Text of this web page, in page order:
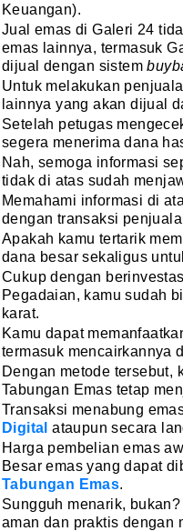
Keuangan).
Jual emas di Galeri 24
emas lainnya, termasuk
dijual dengan sistem
Untuk melakukan
lainnya yang akan dijual
Setelah petugas
segera menerima dana
Nah, semoga informasi
tidak di atas sudah
Memahami informasi di
dengan transaksi
Apakah kamu tertarik
dana besar sekaligus
Cukup dengan
Pegadaian, kamu sudah
karat.
Kamu dapat
termasuk mencairkannya
Dengan metode tersebut,
Tabungan Emas tetap
Transaksi menabung
Digital ataupun secara
Harga pembelian emas
Besar emas yang dapat
Tabungan Emas.
Sungguh menarik,
aman dan praktis dengan